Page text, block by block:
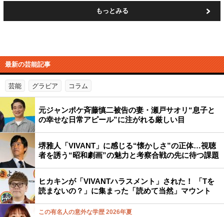
もっとみる
最新の芸能記事
芸能 グラビア コラム
元ジャンポケ斉藤慎二被告の妻・瀬戸サオリ“息子と
の幸せな日常アピール”に注がれる厳しい目
堺雅人「VIVANT」に感じる“懐かしさ”の正体…視聴
者を誘う“昭和劇画”の魅力と考察合戦の先に待つ課題
ヒカキンが「VIVANTハラスメント」された！ 「Tを
読まないの？」に集まった「読めて当然」マウント
この有名人の意外な学歴 2026年夏